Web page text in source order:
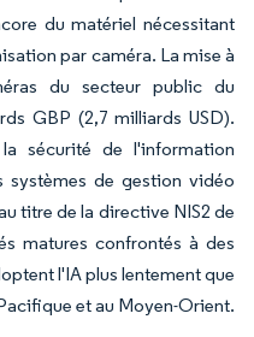
du matériel nécessitant
par caméra. La mise à
du secteur public du
GBP (2,7 milliards USD).
sécurité de l'information
de gestion vidéo
titre de la directive NIS2 de
matures confrontés à des
l'IA plus lentement que
et au Moyen-Orient.